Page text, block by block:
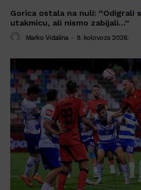
Gorica ostala na nuli: “Odigrali
utakmicu, ali nismo zabijali…”
Marko Vidalina - 9. kolovoza 2026.